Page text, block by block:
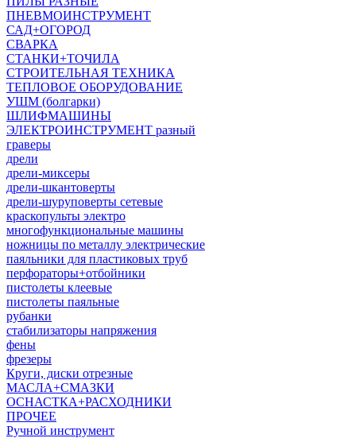
ПНЕВМОИНСТРУМЕНТ
САД+ОГОРОД
СВАРКА
СТАНКИ+ТОЧИЛА
СТРОИТЕЛЬНАЯ ТЕХНИКА
ТЕПЛОВОЕ ОБОРУДОВАНИЕ
УШМ (болгарки)
ШЛИФМАШИНЫ
ЭЛЕКТРОИНСТРУМЕНТ разный
граверы
дрели
дрели-миксеры
дрели-шкантоверты
дрели-шуруповерты сетевые
краскопульты электро
многофункциональные машины
ножницы по металлу электрические
паяльники для пластиковых труб
перфораторы+отбойники
пистолеты клеевые
пистолеты паяльные
рубанки
стабилизаторы напряжения
фены
фрезеры
Круги, диски отрезные
МАСЛА+СМАЗКИ
ОСНАСТКА+РАСХОДНИКИ
ПРОЧЕЕ
Ручной инструмент